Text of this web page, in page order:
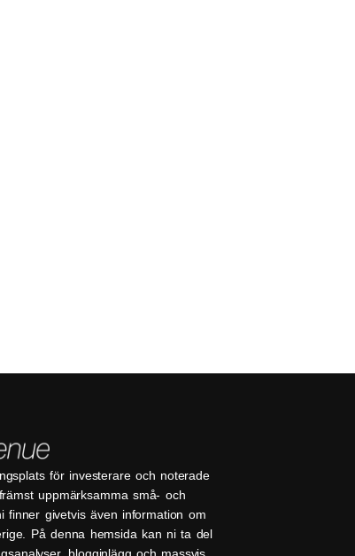
för investerare och noterade
uppmärksamma små- och
finner givetvis även information om
På denna hemsida kan ni ta del